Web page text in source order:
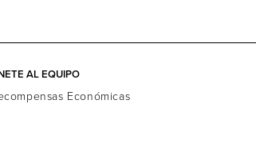
AL EQUIPO
Económicas